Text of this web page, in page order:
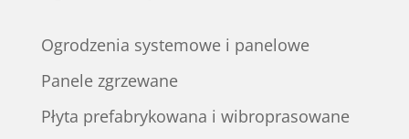
Ogrodzenia systemowe i panelowe
Panele zgrzewane
Płyta prefabrykowana i wibroprasowane